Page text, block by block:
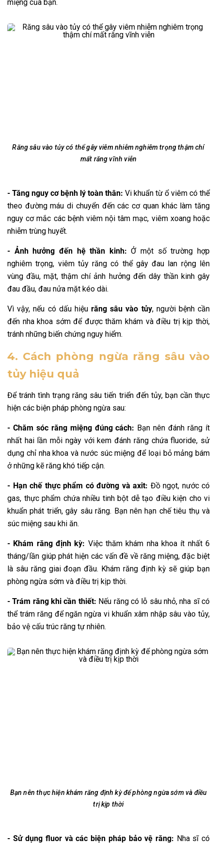
miệng của bạn.
Răng sâu vào tủy có thể gây viêm nhiễm nghiêm trọng thậm chí
mất răng vĩnh viễn
- Tăng nguy cơ bệnh lý toàn thân: Vi khuẩn từ ổ viêm có thể
theo đường máu di chuyển đến các cơ quan khác làm tăng
nguy cơ mắc các bệnh viêm nội tâm mạc, viêm xoang hoặc
nhiễm trùng huyết.
- Ảnh hưởng đến hệ thần kinh: Ở một số trường hợp
nghiêm trọng, viêm tủy răng có thể gây đau lan rộng lên
vùng đầu, mặt, thậm chí ảnh hưởng đến dây thần kinh gây
đau đầu, đau nửa mặt kéo dài.
Vì vậy, nếu có dấu hiệu răng sâu vào tủy, người bệnh cần
đến nha khoa sớm để được thăm khám và điều trị kịp thời,
tránh những biến chứng nguy hiểm.
4. Cách phòng ngừa răng sâu vào
tủy hiệu quả
Để tránh tình trạng răng sâu tiến triển đến tủy, bạn cần thực
hiện các biện pháp phòng ngừa sau:
- Chăm sóc răng miệng đúng cách: Bạn nên đánh răng ít
nhất hai lần mỗi ngày với kem đánh răng chứa fluoride, sử
dụng chỉ nha khoa và nước súc miệng để loại bỏ mảng bám
ở những kẽ răng khó tiếp cận.
- Hạn chế thực phẩm có đường và axit: Đồ ngọt, nước có
gas, thực phẩm chứa nhiều tinh bột dễ tạo điều kiện cho vi
khuẩn phát triển, gây sâu răng. Bạn nên hạn chế tiêu thụ và
súc miệng sau khi ăn.
- Khám răng định kỳ: Việc thăm khám nha khoa ít nhất 6
tháng/lần giúp phát hiện các vấn đề về răng miệng, đặc biệt
là sâu răng giai đoạn đầu. Khám răng định kỳ sẽ giúp bạn
phòng ngừa sớm và điều trị kịp thời.
- Trám răng khi cần thiết: Nếu răng có lỗ sâu nhỏ, nha sĩ có
thể trám răng để ngăn ngừa vi khuẩn xâm nhập sâu vào tủy,
bảo vệ cấu trúc răng tự nhiên.
Bạn nên thực hiện khám răng định kỳ để phòng ngừa sớm và điều
trị kịp thời
- Sử dụng fluor và các biện pháp bảo vệ răng: Nha sĩ có